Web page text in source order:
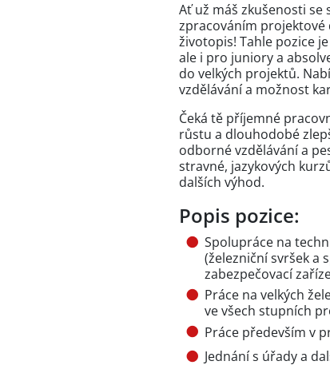
Ať už máš zkušenosti se
zpracováním projektové
životopis! Tahle pozice
ale i pro juniory a
do velkých projektů.
vzdělávání a možnost
Čeká tě příjemné
růstu a dlouhodobé
odborné vzdělávání a
stravné, jazykových
dalších výhod.
Popis pozice:
Spolupráce na
(železniční svršek a
zabezpečovací
Práce na velkých
ve všech stupních
Práce především v
Jednání s úřady a